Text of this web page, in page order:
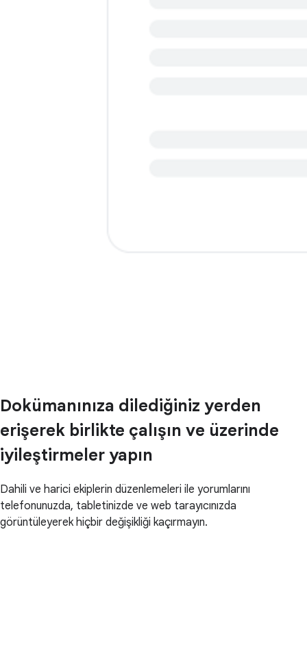
Dokümanınıza dilediğiniz yerden
erişerek birlikte çalışın ve üzerinde
iyileştirmeler yapın
Dahili ve harici ekiplerin düzenlemeleri ile yorumlarını
telefonunuzda, tabletinizde ve web tarayıcınızda
görüntüleyerek hiçbir değişikliği kaçırmayın.